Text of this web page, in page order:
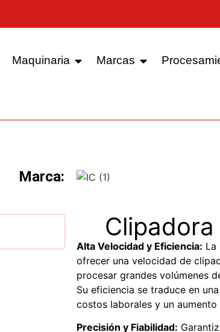
Maquinaria Marcas
Marca:
Alta Velocidad y Eficiencia: La
ofrecer una velocidad de
procesar grandes volúmenes
Su eficiencia se traduce en
costos laborales y un
Precisión y Fiabilidad: